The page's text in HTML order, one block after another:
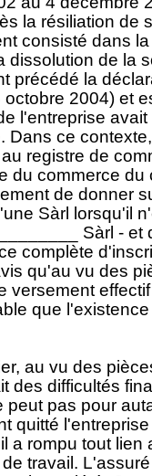
la résiliation de
consisté dans
dissolution de la
précédé la
2004) et
l'entreprise
Dans ce
registre de
du commerce
de donner
Sàrl lorsqu'il
Sàrl - et
complète
qu'au vu des
versement
que
au vu des
des difficultés
peut pas pour
quitté
a rompu tout lien
travail.